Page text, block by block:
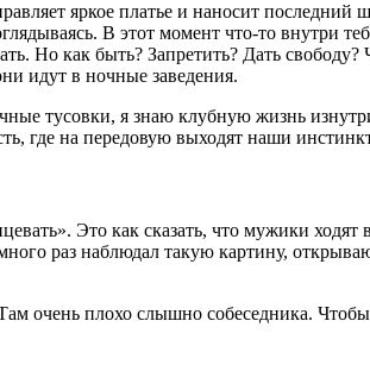
яркое платье и наносит
В этот момент что-то внутри
Но как быть? Запретить? Дать
идут в ночные заведения.
тусовки, я знаю клубную жизнь
где на передовую выходят наши
Это как сказать, что мужики
раз наблюдал такую картину,
очень плохо слышно собеседника.